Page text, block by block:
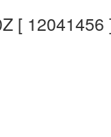
[ 12041456